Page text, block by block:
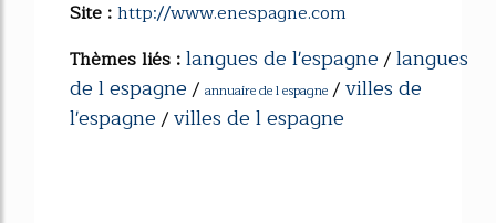
Site :http://www.enespagne.com
Thèmes liés :langues de l'espagne/langues
de l espagne/ annuaire de l espagne /villes de
l'espagne/villes de l espagne